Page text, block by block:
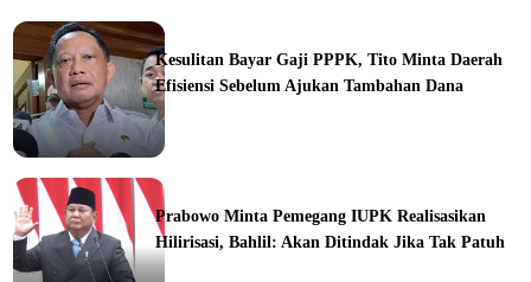
Kesulitan Bayar Gaji PPPK, Tito Minta Daerah
Efisiensi Sebelum Ajukan Tambahan Dana
Prabowo Minta Pemegang IUPK Realisasikan
Hilirisasi, Bahlil: Akan Ditindak Jika Tak Patuh